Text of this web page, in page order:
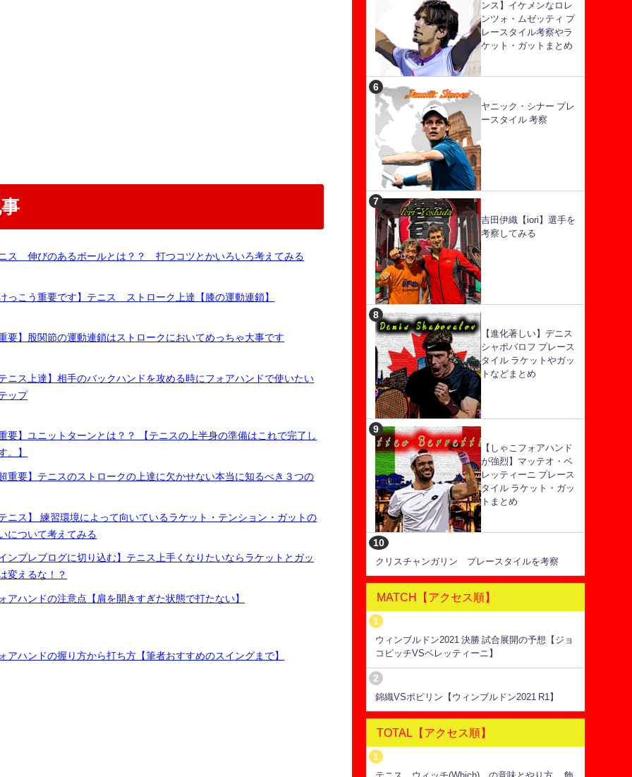
ス 伸びのあるボールとは？？ 打つコツとかいろいろ考えてみる
っこう重要です】テニス ストローク上達【膝の運動連鎖】
要】股関節の運動連鎖はストロークにおいてめっちゃ大事です
ニス上達】相手のバックハンドを攻める時にフォアハンドで使いたい
ップ
要】ユニットターンとは？？ 【テニスの上半身の準備はこれで完了し
。】
重要】テニスのストロークの上達に欠かせない本当に知るべき３つの
ニス】 練習環境によって向いているラケット・テンション・ガットの
について考えてみる
ンプレブログに切り込む】テニス上手くなりたいならラケットとガッ
変えるな！？
アハンドの注意点【肩を開きすぎた状態で打たない】
アハンドの握り方から打ち方【筆者おすすめのスイングまで】
ンス】イケメンなロレ
ンツォ・ムゼッティ プ
レースタイル考察やラ
ケット・ガットまとめ
ヤニック・シナー プレ
ースタイル 考察
吉田伊織【iori】選手を
考察してみる
【進化著しい】デニス
シャポバロフ プレース
タイル ラケットやガッ
トなどまとめ
【しゃこフォアハンド
が強烈】マッテオ・ベ
レッティーニ プレース
タイル ラケット・ガッ
トまとめ
クリスチャンガリン プレースタイルを考察
MATCH【アクセス順】
ウィンブルドン2021 決勝 試合展開の予想【ジョ
コビッチVSベレッティーニ】
錦織VSポピリン【ウィンブルドン2021 R1】
TOTAL【アクセス順】